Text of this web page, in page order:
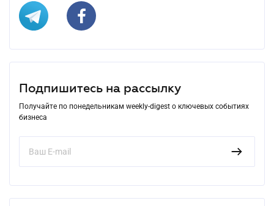
Подпишитесь на рассылку
Получайте по понедельникам weekly-digest о ключевых событиях
бизнеса